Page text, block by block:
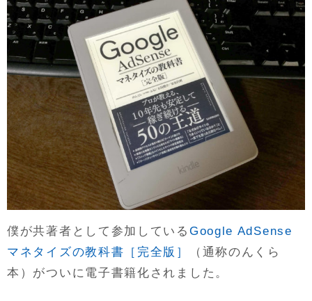
僕が共著者として参加している Google AdSense
マネタイズの教科書［完全版］
（通称のんくら
本）がついに電子書籍化されました。